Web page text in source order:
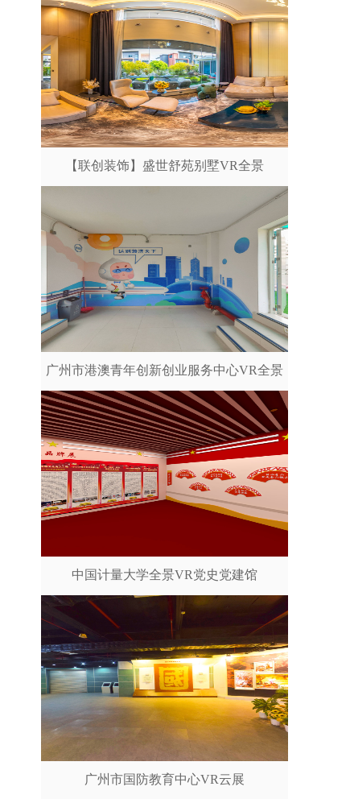
【联创装饰】盛世舒苑别墅VR全景
广州市港澳青年创新创业服务中心VR全景
中国计量大学全景VR党史党建馆
广州市国防教育中心VR云展